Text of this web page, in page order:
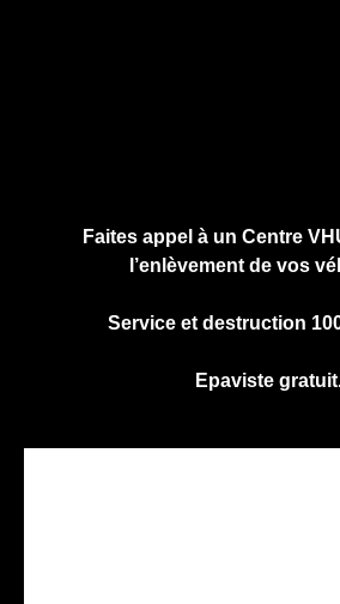
Faites appel à un Centre
l’enlèvement de vos
Service et destruction
Epaviste